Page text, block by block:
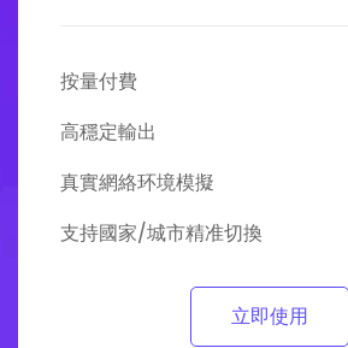
按量付費
高穩定輸出
真實網絡环境模擬
支持國家/城市精准切換
立即使用